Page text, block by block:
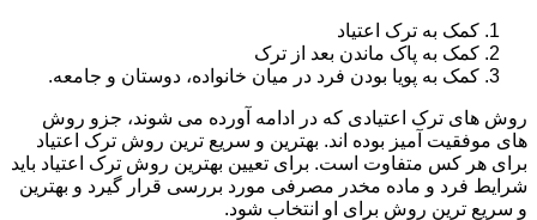
کمک به ترک اعتیاد
کمک به پاک ماندن بعد از ترک
کمک به پویا بودن فرد در میان خانواده، دوستان و جامعه.
روش های ترک اعتیادی که در ادامه آورده می شوند، جزو روش
های موفقیت آمیز بوده اند. بهترین و سریع ترین روش ترک اعتیاد
برای هر کس متفاوت است. برای تعیین بهترین روش ترک اعتیاد باید
شرایط فرد و ماده مخدر مصرفی مورد بررسی قرار گیرد و بهترین
و سریع ترین روش برای او انتخاب شود.